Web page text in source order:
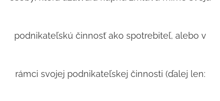
podnikateľskú činnosť ako spotrebiteľ, alebo v
rámci svojej podnikateľskej činnosti (ďalej len: